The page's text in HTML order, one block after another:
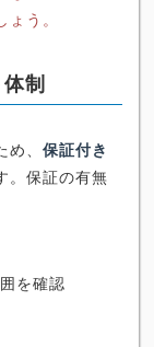
う。
制
、 保証付き
。保証の有無
を確認